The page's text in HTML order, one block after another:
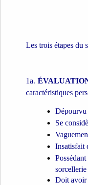
Les trois étapes du
1a.
caractéristiques
Dépourvu
Se
Insatisfait
Doit avoir